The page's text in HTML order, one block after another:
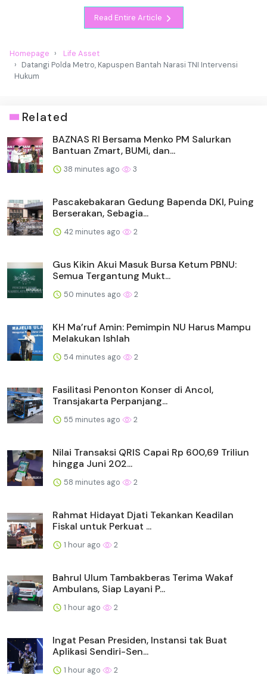
Read Entire Article
Homepage
Life Asset
Datangi Polda Metro, Kapuspen Bantah Narasi TNI Intervensi
Hukum
Related
BAZNAS RI Bersama Menko PM Salurkan
Bantuan Zmart, BUMi, dan...
38 minutes ago 3
Pascakebakaran Gedung Bapenda DKI, Puing
Berserakan, Sebagia...
42 minutes ago 2
Gus Kikin Akui Masuk Bursa Ketum PBNU:
Semua Tergantung Mukt...
50 minutes ago 2
KH Ma’ruf Amin: Pemimpin NU Harus Mampu
Melakukan Ishlah
54 minutes ago 2
Fasilitasi Penonton Konser di Ancol,
Transjakarta Perpanjang...
55 minutes ago 2
Nilai Transaksi QRIS Capai Rp 600,69 Triliun
hingga Juni 202...
58 minutes ago 2
Rahmat Hidayat Djati Tekankan Keadilan
Fiskal untuk Perkuat ...
1 hour ago 2
Bahrul Ulum Tambakberas Terima Wakaf
Ambulans, Siap Layani P...
1 hour ago 2
Ingat Pesan Presiden, Instansi tak Buat
Aplikasi Sendiri-Sen...
1 hour ago 2